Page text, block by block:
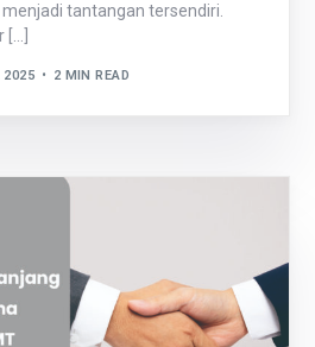
tantangan tersendiri.
2025 2 MIN READ